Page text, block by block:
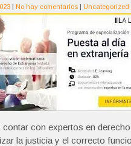
| No hay comentarios | Uncategorized
contar con expertos en
la justicia y el correcto